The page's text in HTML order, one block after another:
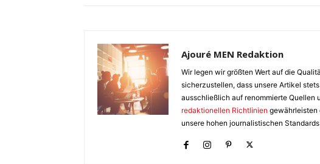
Ajouré MEN Redaktion
Wir legen wir größten Wert auf die
sicherzustellen, dass unsere Artikel
ausschließlich auf renommierte Quellen
redaktionellen Richtlinien gewährleisten
unsere hohen journalistischen